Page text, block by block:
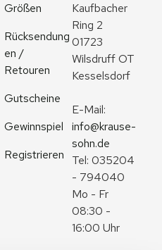
Größen
Rücksendung
en /
Retouren
Gutscheine
Gewinnspiel
Registrieren
Kaufbacher
Ring 2
01723
Wilsdruff OT
Kesselsdorf
info@krause-
sohn.de
Tel: 035204
- 794040
Mo - Fr
08:30 -
16:00 Uhr